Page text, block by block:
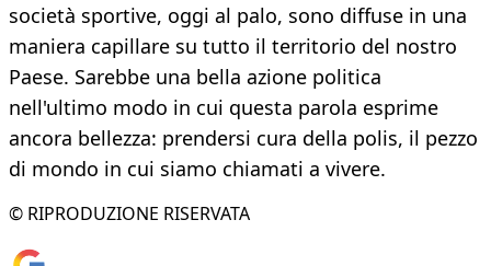
società sportive, oggi al palo, sono diffuse in una
maniera capillare su tutto il territorio del nostro
Paese. Sarebbe una bella azione politica
nell'ultimo modo in cui questa parola esprime
ancora bellezza: prendersi cura della polis, il pezzo
di mondo in cui siamo chiamati a vivere.
© RIPRODUZIONE RISERVATA